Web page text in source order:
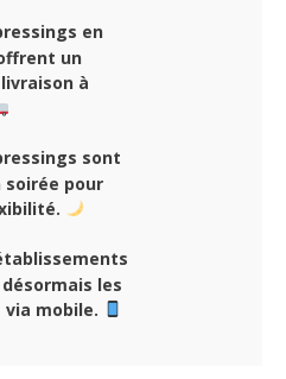
en
un
à
sont
soirée pour
les
mobile.